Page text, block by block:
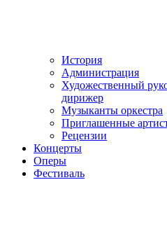
История
Администрация
Художественный
дирижер
Музыканты оркестра
Приглашенные
Рецензии
Концерты
Оперы
Фестиваль